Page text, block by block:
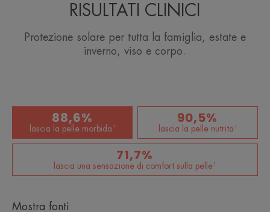
Un sistema di filtro brevettato. Formule eco-
concepite per un impatto minimo sull'ambiente.
• FOTOPROTEZIONE : filtri UVB-UVA fotostabili
che proteggono dagli effetti nocivi dei raggi solari.
• ANTIOSSIDANTE : aiuta a proteggere le cellule
• RESISTENTE ALL'ACQUA : protegge la pelle
dagli effetti nocivi del sole anche in acqua.
invisibile.
RISULTATI CLINICI
Protezione solare per tutta la famiglia, estate e
inverno, viso e corpo.
88,6%
lascia la pelle morbida¹
90,5%
lascia la pelle nutrita¹
71,7%
lascia una sensazione di comfort sulla pelle¹
Mostra fonti